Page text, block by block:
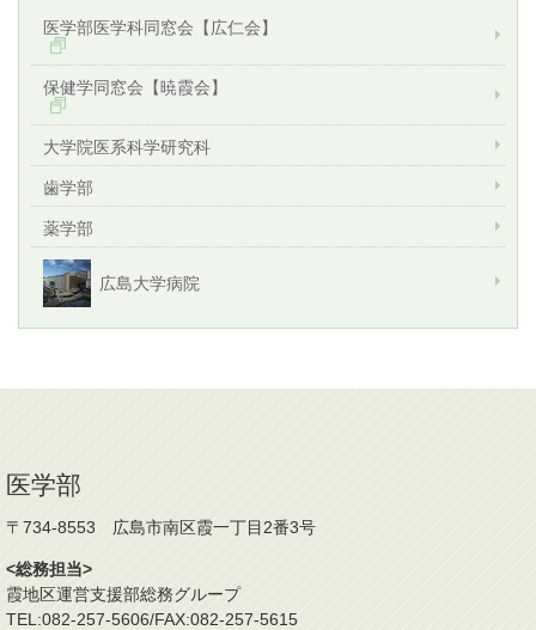
医学部医学科同窓会【広仁会】
保健学同窓会【暁霞会】
大学院医系科学研究科
歯学部
薬学部
広島大学病院
医学部
〒734-8553 広島市南区霞一丁目2番3号
<総務担当>
霞地区運営支援部総務グループ
TEL:082-257-5606/FAX:082-257-5615